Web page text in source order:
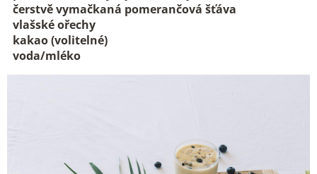
čerstvě vymačkaná pomerančová šťáva
vlašské ořechy
kakao (volitelné)
voda/mléko